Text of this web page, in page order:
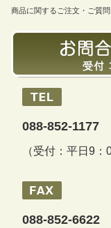
商品に関するご注文・ご質
088-852-1177
（受付：平日9：
088-852-6622